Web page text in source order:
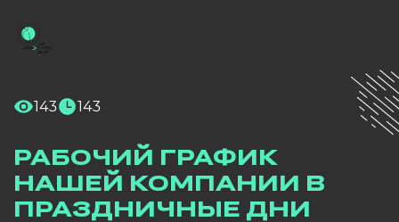
143 143
РАБОЧИЙ ГРАФИК
НАШЕЙ КОМПАНИИ В
ПРАЗДНИЧНЫЕ ДНИ